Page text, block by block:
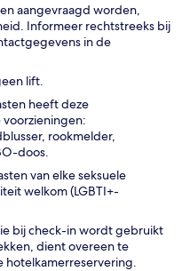
aangevraagd worden,
Informeer rechtstreeks bij
in de
lift.
heeft deze
rookmelder,
doos.
van elke seksuele
welkom (LGBTI+-
bij check-in wordt gebruikt
dient overeen te
hotelkamerreservering.